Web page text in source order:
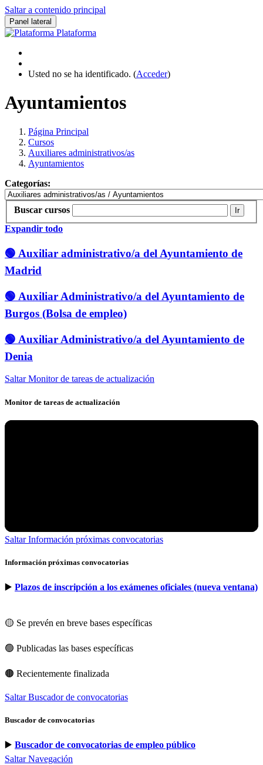
Saltar a contenido principal
Panel lateral
Plataforma
Usted no se ha identificado. (Acceder)
Ayuntamientos
Página Principal
Cursos
Auxiliares administrativos/as
Ayuntamientos
Categorías:
Buscar cursos Ir
Expandir todo
🟢 Auxiliar administrativo/a del Ayuntamiento de
Madrid
🟢 Auxiliar Administrativo/a del Ayuntamiento de
Burgos (Bolsa de empleo)
🟢 Auxiliar Administrativo/a del Ayuntamiento de
Denia
Saltar Monitor de tareas de actualización
Monitor de tareas de actualización
Saltar Información próximas convocatorias
Información próximas convocatorias
▶️ Plazos de inscripción a los exámenes oficiales (nueva ventana)
🟡 Se prevén en breve bases específicas
🟢 Publicadas las bases específicas
🟤 Recientemente finalizada
Saltar Buscador de convocatorias
Buscador de convocatorias
▶️ Buscador de convocatorias de empleo público
Saltar Navegación